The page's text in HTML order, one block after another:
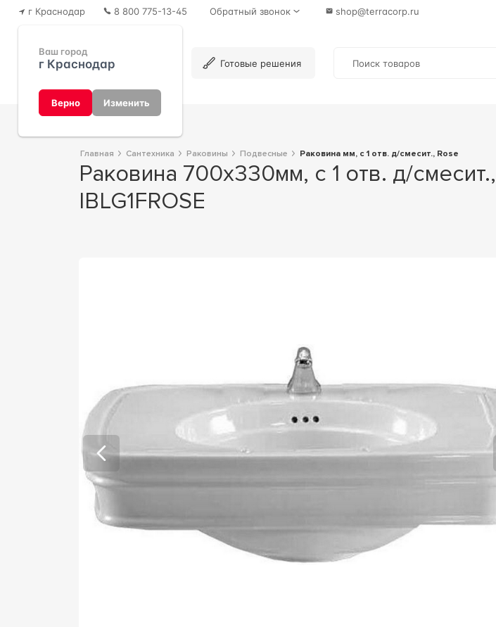
г Краснодар
Ваш город
г Краснодар
Верно Изменить
8 800 775-13-45 Обратный звонок shop@terracorp.ru
Готовые решения
Главная Сантехника Раковины Подвесные Раковина мм, с 1 отв. д/смесит., Rose
Раковина 700х330мм, с 1 отв. д/смесит., ZZ Devon & Devon Rose
IBLG1FROSE